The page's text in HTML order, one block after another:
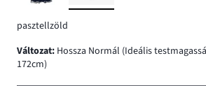
pasztellzöld
változat: Hossza Normál (Ideális
172cm)